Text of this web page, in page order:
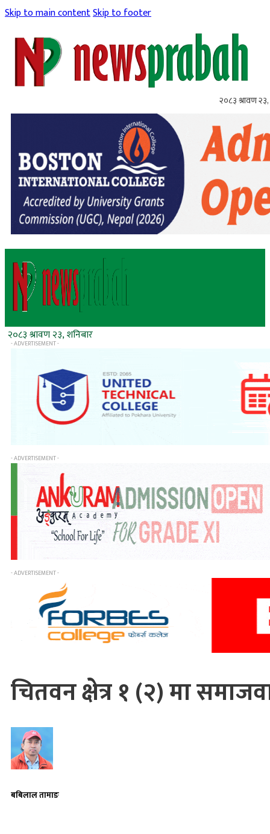
Skip to main contentSkip to footer
२०८३ श्रावण २३,
२०८३ श्रावण २३, शनिबार
- ADVERTISEMENT -
- ADVERTISEMENT -
- ADVERTISEMENT -
चितवन क्षेत्र १ (२) मा
बबिलाल तामाङ